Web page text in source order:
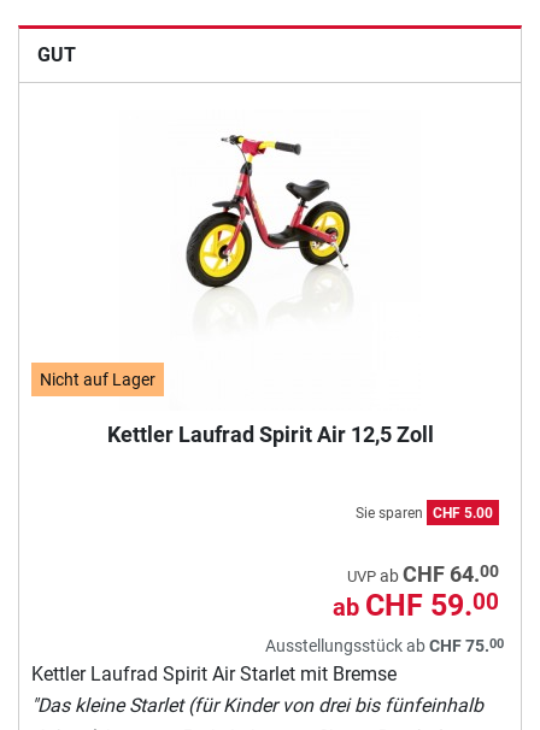
GUT
Nicht auf Lager
Kettler Laufrad Spirit Air 12,5 Zoll
Sie sparen CHF 5.00
UVP abCHF 64.00
ab CHF 59.00
Ausstellungsstück abCHF 75.00
Kettler Laufrad Spirit Air Starlet mit Bremse
"Das kleine Starlet (für Kinder von drei bis fünfeinhalb